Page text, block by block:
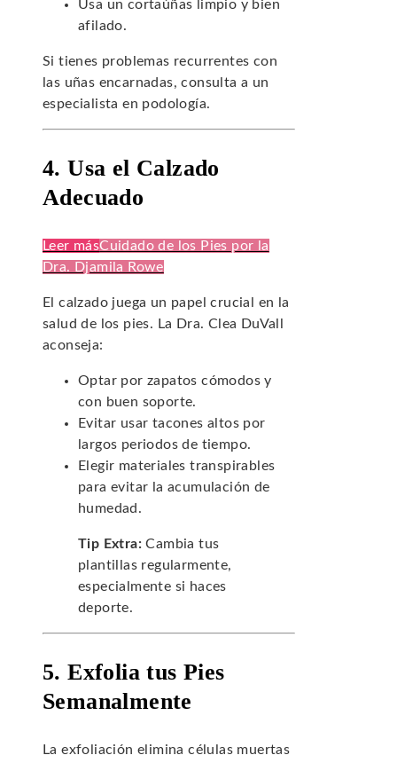
Usa un cortaúñas limpio y bien
afilado.
Si tienes problemas recurrentes con
las uñas encarnadas, consulta a un
especialista en podología.
4. Usa el Calzado
Adecuado
Leer másCuidado de los Pies por la
Dra. Djamila Rowe
El calzado juega un papel crucial en la
salud de los pies. La Dra. Clea DuVall
aconseja:
Optar por zapatos cómodos y
con buen soporte.
Evitar usar tacones altos por
largos periodos de tiempo.
Elegir materiales transpirables
para evitar la acumulación de
humedad.
Tip Extra: Cambia tus
plantillas regularmente,
especialmente si haces
deporte.
5. Exfolia tus Pies
Semanalmente
La exfoliación elimina células muertas